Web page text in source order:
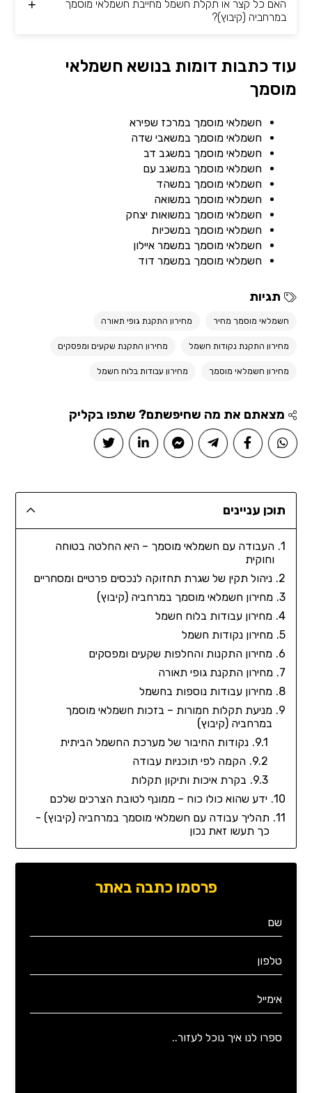
האם כל קצר או תקלת חשמל מחייבת חשמלאי מוסמך
במרחביה (קיבוץ)?
עוד כתבות דומות בנושא חשמלאי
מוסמך
חשמלאי מוסמך במרכז שפירא
חשמלאי מוסמך במשאבי שדה
חשמלאי מוסמך במשגב דב
חשמלאי מוסמך במשגב עם
חשמלאי מוסמך במשהד
חשמלאי מוסמך במשואה
חשמלאי מוסמך במשואות יצחק
חשמלאי מוסמך במשכיות
חשמלאי מוסמך במשמר איילון
חשמלאי מוסמך במשמר דוד
תגיות
חשמלאי מוסמך מחיר מחירון התקנת גופי תאורה
מחירון התקנת נקודות חשמל מחירון התקנת שקעים ומפסקים
מחירון חשמלאי מוסמך מחירון עבודות בלוח חשמל
מצאתם את מה שחיפשתם? שתפו בקליק
תוכן עניינים
העבודה עם חשמלאי מוסמך – היא החלטה בטוחה
וחוקית
ניהול תקין של שגרת תחזוקה לנכסים פרטיים ומסחריים
מחירון חשמלאי מוסמך במרחביה (קיבוץ)
מחירון עבודות בלוח חשמל
מחירון נקודות חשמל
מחירון התקנות והחלפות שקעים ומפסקים
מחירון התקנת גופי תאורה
מחירון עבודות נוספות בחשמל
מניעת תקלות חמורות – בזכות חשמלאי מוסמך
במרחביה (קיבוץ)
נקודות החיבור של מערכת החשמל הביתית
הקמה לפי תוכניות עבודה
בקרת איכות ותיקון תקלות
ידע שהוא כולו כוח – ממונף לטובת הצרכים שלכם
תהליך עבודה עם חשמלאי מוסמך במרחביה (קיבוץ) -
כך תעשו זאת נכון
פרסמו כתבה באתר